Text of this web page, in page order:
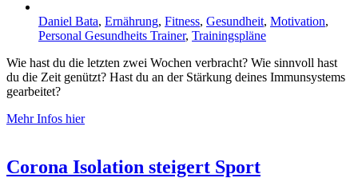
Daniel Bata, Ernährung, Fitness, Gesundheit, Motivation,
Personal Gesundheits Trainer, Trainingspläne
Wie hast du die letzten zwei Wochen verbracht? Wie sinnvoll hast
du die Zeit genützt? Hast du an der Stärkung deines Immunsystems
gearbeitet?
Mehr Infos hier
Corona Isolation steigert Sport